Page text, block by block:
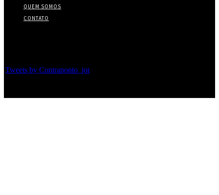
QUEM SOMOS
CONTATO
Tweets by Contraponto_jor